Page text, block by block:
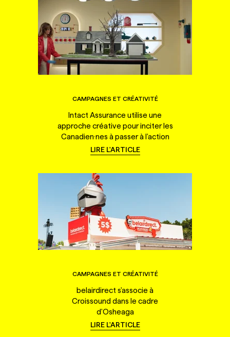
CAMPAGNES ET CRÉATIVITÉ
Intact Assurance utilise une
approche créative pour inciter les
Canadien·nes à passer à l'action
LIRE L'ARTICLE
CAMPAGNES ET CRÉATIVITÉ
belairdirect s'associe à
Croissound dans le cadre
d'Osheaga
LIRE L'ARTICLE